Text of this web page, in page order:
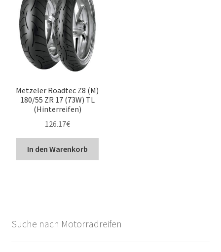
Metzeler Roadtec Z8 (M)
180/55 ZR 17 (73W) TL
(Hinterreifen)
126.17€
In den Warenkorb
Suche nach Motorradreifen